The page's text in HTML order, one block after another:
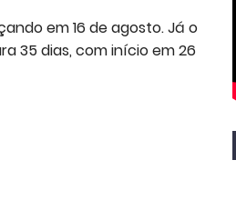
em 16 de agosto. Já o
35 dias, com início em 26